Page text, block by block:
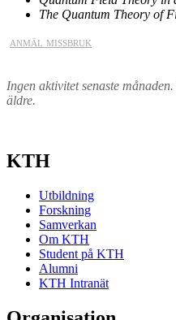
The Quantum Theory of
anmäl missbruk
Ingen aktivitet senaste
äldre.
KTH
Utbildning
Forskning
Samverkan
Om KTH
Student på KTH
Alumni
KTH Intranät